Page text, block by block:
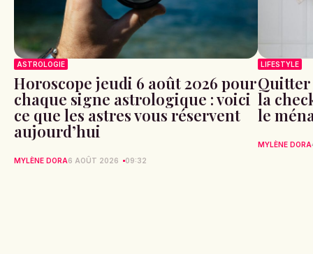
ASTROLOGIE
Horoscope jeudi 6 août 2026 pour
chaque signe astrologique : voici
ce que les astres vous réservent
aujourd’hui
MYLÈNE DORA6 AOÛT 2026 09:32
LIFESTYLE
Quitter
la
le
MYLÈNE DORA